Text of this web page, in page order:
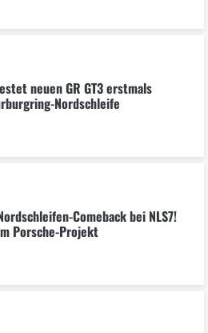
neuen GR GT3 erstmals
Nordschleife
Comeback bei NLS7!
Porsche-Projekt